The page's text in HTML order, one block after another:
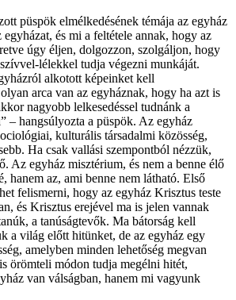
püspök elmélkedésének témája az egyház
és mi a feltétele annak, hogy az
úgy éljen, dolgozzon, szolgáljon, hogy
lélekkel tudja végezni munkáját.
alkotott képeinket kell
arca van az egyháznak, hogy ha azt is
nagyobb lelkesedéssel tudnánk a
– hangsúlyozta a püspök. Az egyház
kulturális társadalmi közösség,
Ha csak vallási szempontból nézzük,
Az egyház misztérium, és nem a benne élő
hanem az, ami benne nem látható. Első
felismerni, hogy az egyház Krisztus teste
és Krisztus erejével ma is jelen vannak
a tanúságtevők. Ma bátorság kell
a világ előtt hitünket, de az egyház egy
amelyben minden lehetőség megvan
örömteli módon tudja megélni hitét,
van válságban, hanem mi vagyunk